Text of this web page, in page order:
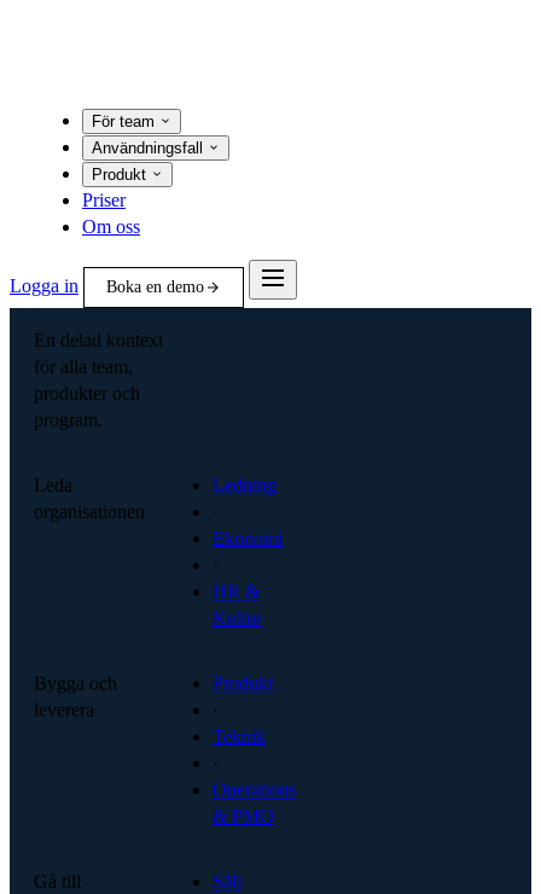
För team
Användningsfall
Produkt
Priser
Om oss
Logga in Boka en demo
En delad kontext
för alla team,
produkter och
program.
Leda
organisationen
Ledning
·
Ekonomi
·
HR &
Kultur
Bygga och
leverera
Produkt
·
Teknik
·
Operations
& PMO
Gå till
Sälj